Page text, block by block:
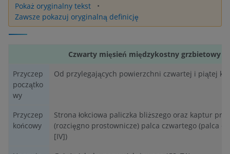
Pokaż oryginalny tekst
Zawsze pokazuj oryginalną definicję
Czwarty mięsień międzykostny grzbietowy
Przyczep
początko
wy
Od przylegających powierzchni czwartej i piątej
Przyczep
końcowy
Strona łokciowa paliczka bliższego oraz kaptur
(rozcięgno prostownicze) palca czwartego (palca
[IV])